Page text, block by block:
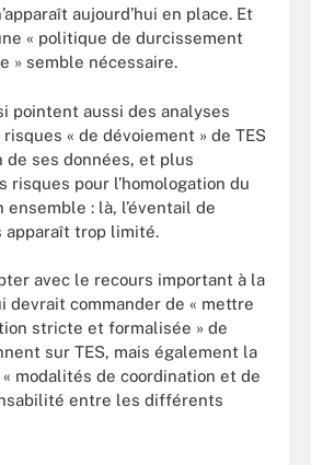
aujourd’hui en place. Et
« politique de durcissement
» semble nécessaire.
pointent aussi des analyses
« de dévoiement » de TES
de ses données, et plus
risques pour l’homologation du
ensemble : là, l’éventail de
apparaît trop limité.
avec le recours important à la
devrait commander de « mettre
stricte et formalisée » de
sur TES, mais également la
modalités de coordination et de
entre les différents